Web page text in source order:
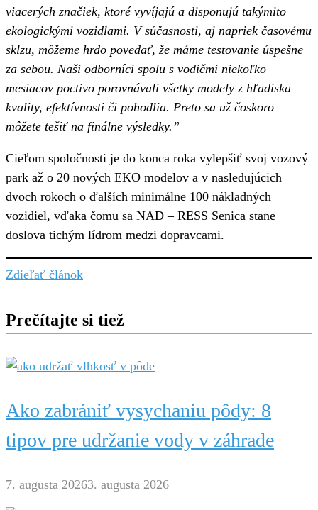
viacerých značiek, ktoré vyvíjajú a disponujú takýmito
ekologickými vozidlami. V súčasnosti, aj napriek časovému
sklzu, môžeme hrdo povedať, že máme testovanie úspešne
za sebou. Naši odborníci spolu s vodičmi niekoľko
mesiacov poctivo porovnávali všetky modely z hľadiska
kvality, efektívnosti či pohodlia. Preto sa už čoskoro
môžete tešiť na finálne výsledky.”
Cieľom spoločnosti je do konca roka vylepšiť svoj vozový
park až o 20 nových EKO modelov a v nasledujúcich
dvoch rokoch o ďalších minimálne 100 nákladných
vozidiel, vďaka čomu sa NAD – RESS Senica stane
doslova tichým lídrom medzi dopravcami.
Zdieľať článok
Prečítajte si tiež
Ako zabrániť vysychaniu pôdy: 8
tipov pre udržanie vody v záhrade
7. augusta 20263. augusta 2026